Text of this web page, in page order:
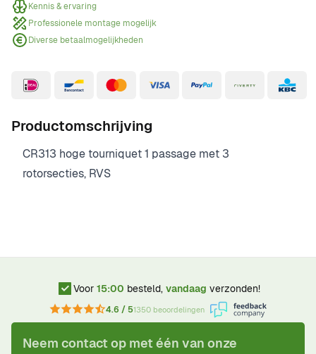
Kennis & ervaring
Professionele montage mogelijk
Diverse betaalmogelijkheden
Productomschrijving
CR313 hoge tourniquet 1 passage met 3
rotorsecties, RVS
Voor 15:00 besteld, vandaag verzonden!
4.6 / 51350 beoordelingen
Neem contact op met één van onze